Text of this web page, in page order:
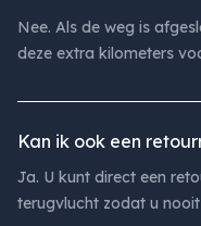
Nee. Als de weg is
deze extra kilometers
Kan ik ook een
Ja. U kunt direct een
terugvlucht zodat u